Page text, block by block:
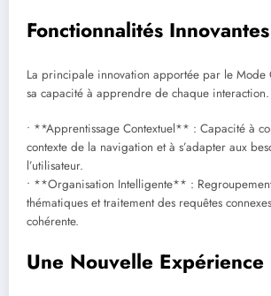
Fonctionnalités Innovantes
La principale innovation apportée par le Mode
sa capacité à apprendre de chaque interaction.
• **Apprentissage Contextuel** : Capacité à
contexte de la navigation et à s’adapter aux
l’utilisateur.
• **Organisation Intelligente** :
thématiques et traitement des requêtes
cohérente.
Une Nouvelle